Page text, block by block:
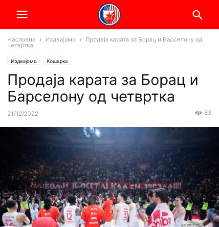
Насловна Издвајамо
Продаја карата за Борац и Барселону од
четвртка
Издвајамо Кошарка
Продаја карата за Борац и
Барселону од четвртка
21/12/2022 83